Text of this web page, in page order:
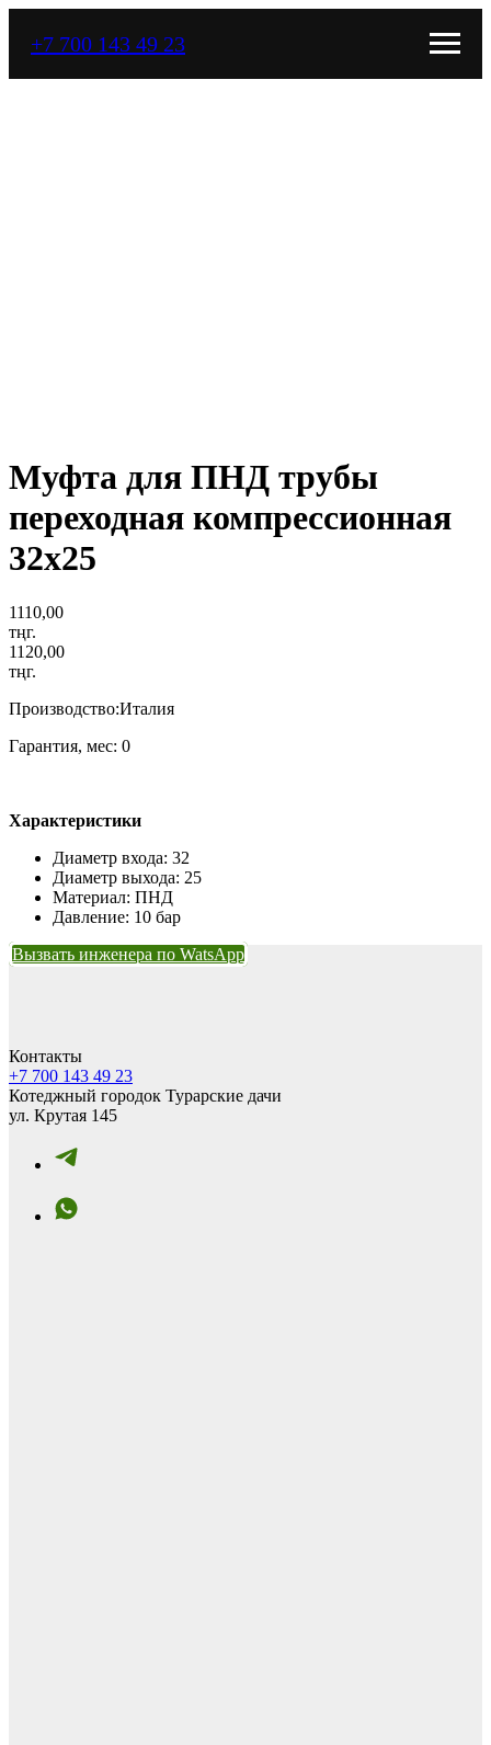
+7 700 143 49 23
Муфта для ПНД трубы
переходная компрессионная
32х25
1110,00
тңг.
1120,00
тңг.
Производство:Италия
Гарантия, мес: 0
Характеристики
Диаметр входа: 32
Диаметр выхода: 25
Материал: ПНД
Давление: 10 бар
Вызвать инженера по WatsApp
Контакты
+7 700 143 49 23
Котеджный городок Турарские дачи
ул. Крутая 145